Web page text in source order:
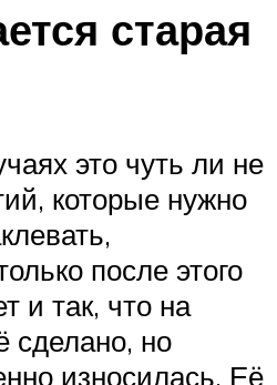
старая
это чуть ли не
которые нужно
после этого
и так, что на
сделано, но
износилась. Её